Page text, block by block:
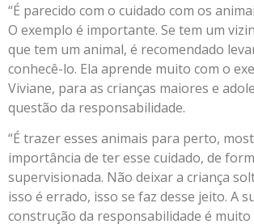
“É parecido com o cuidado com os
O exemplo é importante. Se tem um
que tem um animal, é recomendado
conhecê-lo. Ela aprende muito com o
Viviane, para as crianças maiores e
questão da responsabilidade.
“É trazer esses animais para perto,
importância de ter esse cuidado, de
supervisionada. Não deixar a criança
isso é errado, isso se faz desse jeito. A
construção da responsabilidade é